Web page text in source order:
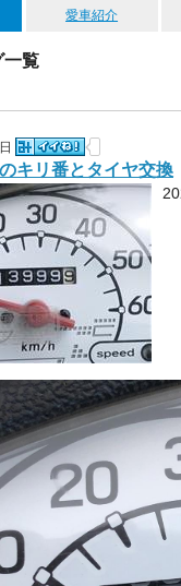
愛車紹介
一覧
キリ番とタイヤ交換